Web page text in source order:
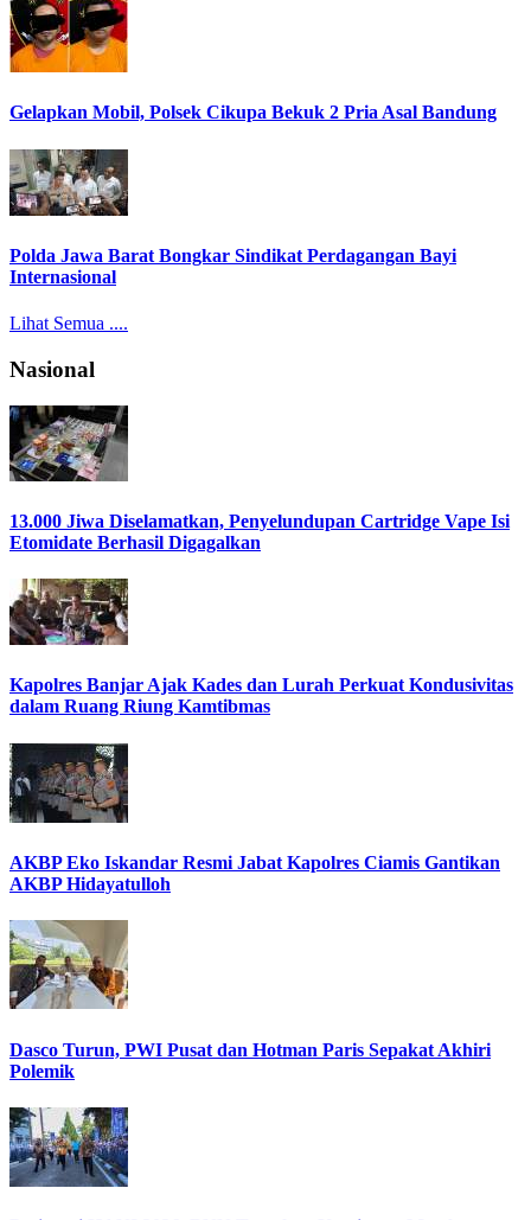
Gelapkan Mobil, Polsek Cikupa Bekuk 2 Pria Asal Bandung
Polda Jawa Barat Bongkar Sindikat Perdagangan Bayi
Internasional
Lihat Semua ....
Nasional
13.000 Jiwa Diselamatkan, Penyelundupan Cartridge Vape Isi
Etomidate Berhasil Digagalkan
Kapolres Banjar Ajak Kades dan Lurah Perkuat Kondusivitas
dalam Ruang Riung Kamtibmas
AKBP Eko Iskandar Resmi Jabat Kapolres Ciamis Gantikan
AKBP Hidayatulloh
Dasco Turun, PWI Pusat dan Hotman Paris Sepakat Akhiri
Polemik